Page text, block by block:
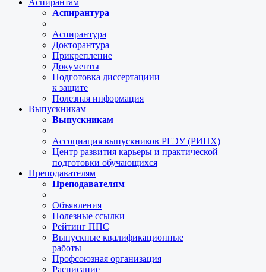
Аспирантам
Аспирантура
Аспирантура
Докторантура
Прикрепление
Документы
Подготовка диссертациии
к защите
Полезная информация
Выпускникам
Выпускникам
Ассоциация выпускников РГЭУ (РИНХ)
Центр развития карьеры и практической
подготовки обучающихся
Преподавателям
Преподавателям
Объявления
Полезные ссылки
Рейтинг ППС
Выпускные квалификационные
работы
Профсоюзная организация
Расписание